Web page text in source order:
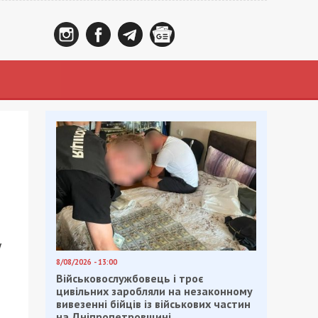
8/08/2026 - 13:00
Військовослужбовець і троє
цивільних заробляли на незаконному
вивезенні бійців із військових частин